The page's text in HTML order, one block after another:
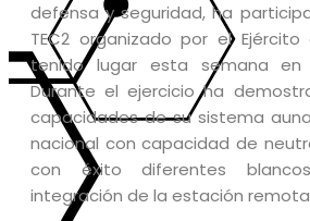
defensa y seguridad, ha
TEC2 organizado por el
tenido lugar esta semana en
Durante el ejercicio ha
capacidades de su sistema
nacional con capacidad de
con éxito diferentes
integración de la estación remota